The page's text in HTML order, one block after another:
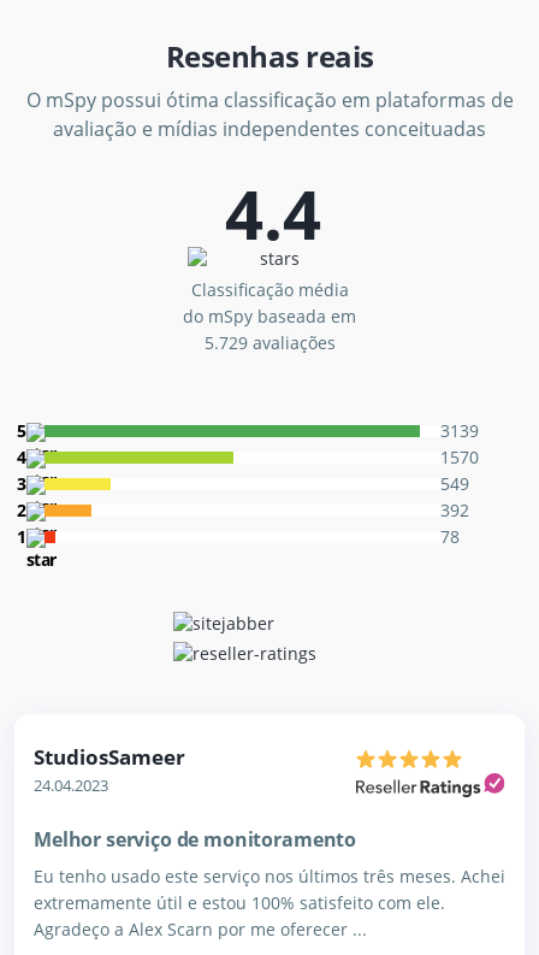
Resenhas reais
O mSpy possui ótima classificação em plataformas de
avaliação e mídias independentes conceituadas
4.4
Classificação média
do mSpy baseada em
5.729 avaliações
5
3139
4
1570
3
549
2
392
1
78
StudiosSameer
24.04.2023
Melhor serviço de monitoramento
Eu tenho usado este serviço nos últimos três meses. Achei
extremamente útil e estou 100% satisfeito com ele.
Agradeço a Alex Scarn por me oferecer ...